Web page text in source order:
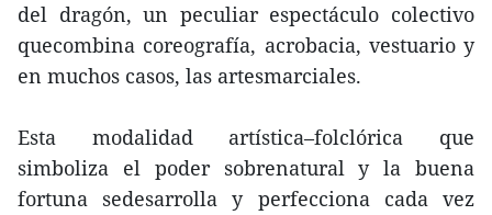
del dragón, un peculiar espectáculo colectivo
quecombina coreografía, acrobacia, vestuario y
en muchos casos, las artesmarciales.
Esta modalidad artística–folclórica que
simboliza el poder sobrenatural y la buena
fortuna sedesarrolla y perfecciona cada vez